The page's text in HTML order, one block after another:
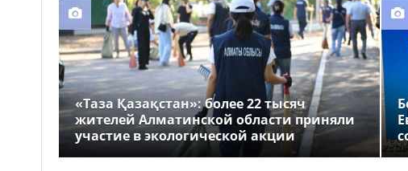
«Таза Қазақстан»: более 22 тысяч
жителей Алматинской области приняли
участие в экологической акции